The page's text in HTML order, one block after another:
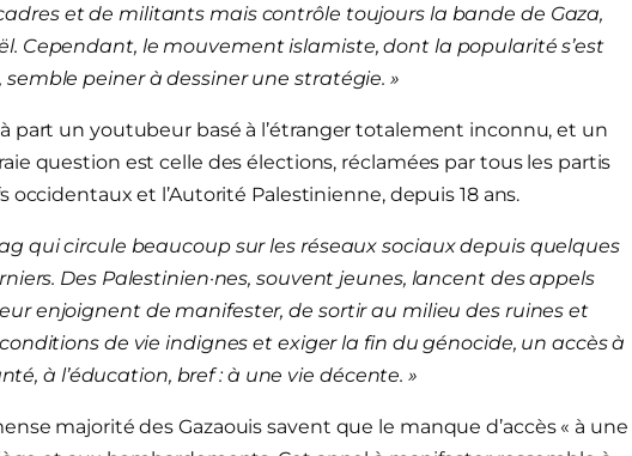
et de militants mais contrôle toujours la bande de Gaza,
Cependant, le mouvement islamiste, dont la popularité s’est
peiner à dessiner une stratégie. »
part un youtubeur basé à l’étranger totalement inconnu, et un
question est celle des élections, réclamées par tous les partis
et l’Autorité Palestinienne, depuis 18 ans.
qui circule beaucoup sur les réseaux sociaux depuis quelques
Des Palestinien·nes, souvent jeunes, lancent des appels
enjoignent de manifester, de sortir au milieu des ruines et
de vie indignes et exiger la fin du génocide, un accès à
à l’éducation, bref : à une vie décente. »
majorité des Gazaouis savent que le manque d’accès « à une